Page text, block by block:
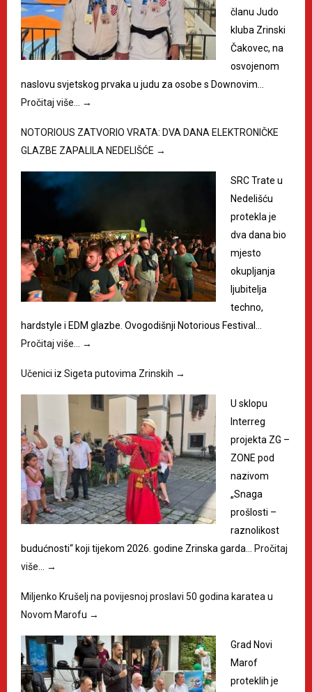
članu Judo
kluba Zrinski
Čakovec, na
osvojenom
naslovu svjetskog prvaka u judu za osobe s Downovim…
Pročitaj više…
→
NOTORIOUS ZATVORIO VRATA: DVA DANA ELEKTRONIČKE
GLAZBE ZAPALILA NEDELIŠĆE →
SRC Trate u
Nedelišću
protekla je
dva dana bio
mjesto
okupljanja
ljubitelja
techno,
hardstyle i EDM glazbe. Ovogodišnji Notorious Festival…
Pročitaj više…
→
Učenici iz Sigeta putovima Zrinskih →
U sklopu
Interreg
projekta ZG –
ZONE pod
nazivom
„Snaga
prošlosti –
raznolikost
budućnosti“ koji tijekom 2026. godine Zrinska garda…
Pročitaj
više…
→
Miljenko Krušelj na povijesnoj proslavi 50 godina karatea u
Novom Marofu →
Grad Novi
Marof
proteklih je